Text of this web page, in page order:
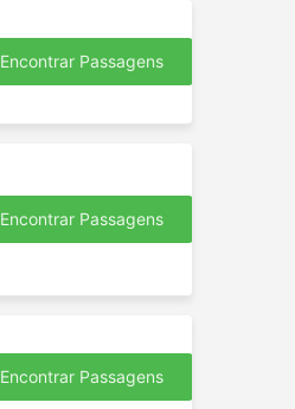
Encontrar Passagens
Encontrar Passagens
Encontrar Passagens